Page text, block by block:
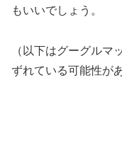
もいいでしょう。
（以下はグーグルマ
ずれている可能性が